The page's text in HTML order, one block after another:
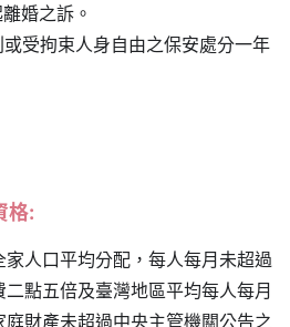
婚之訴。
受拘束人身自由之保安處分一年
格:
人口平均分配，每人每月未超過
點五倍及臺灣地區平均每人每月
財產未超過中央主管機關公告之